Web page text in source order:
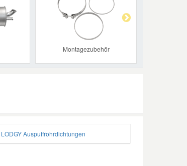
Montagezubehör
LODGY Auspuffrohrdichtungen